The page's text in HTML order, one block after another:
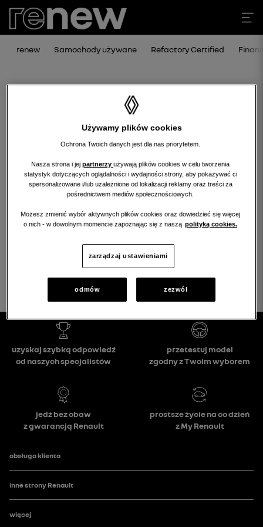
renew Samochody używane Refactory Certified
Niestety, wybrany dealer nie ma
obecnie żadnych ofert w tej kategorii.
Wróć na stronę główną.
wróć na stronę główną
Używamy plików cookies
Ochrona Twoich danych jest dla nas priorytetem.
Nasza strona i jej partnerzy używają plików cookies w celu tworzenia
statystyk dotyczących oglądalności i wydajności strony, aby pokazywać ci
spersonalizowane i/lub uzależnione od lokalizacji reklamy oraz treści za
pośrednictwem mediów społecznościowych.
Możesz zmienić wybór aktywnych plików cookies oraz dowiedzieć się więcej
o nich - w dowolnym momencie zapoznając się z naszą polityką cookies.
zarządzaj ustawieniami
odmów zezwól